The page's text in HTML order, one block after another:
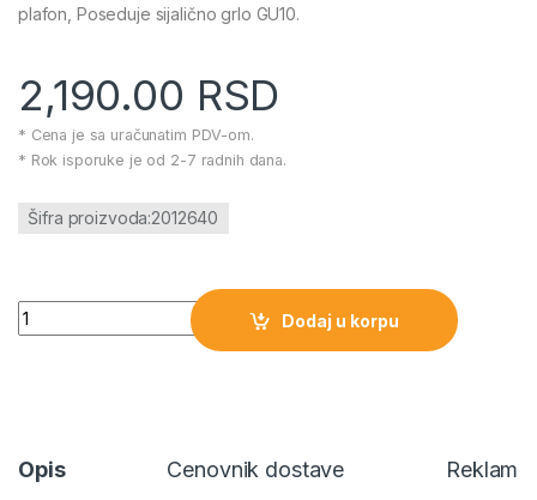
plafon, Poseduje sijalično grlo GU10.
2,190.00 RSD
* Cena je sa uračunatim PDV-om.
* Rok isporuke je od 2-7 radnih dana.
Šifra proizvoda:2012640
Lampa za sijalicu Ola-D12 količina
Dodaj u korpu
Opis Cenovnik dostave